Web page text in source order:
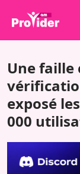
À propos de nous
Se connecter
S'inscrire
Services
API
Une faille
exposé
000